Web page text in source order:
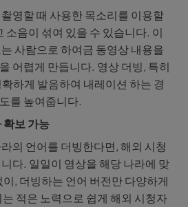
영할 때 사용한 목소리를 이용할
소음이 섞여 있을 수 있습니다. 이
사람으로 하여금 동영상 내용을
어렵게 만듭니다. 영상 더빙, 특히
하게 발음하여 내레이션 하는 경
를 높여줍니다.
확보 가능
의 언어를 더빙한다면, 해외 시청
다. 일일이 영상을 해당 나라에 맞
, 더빙하는 언어 버전만 다양하게
적은 노력으로 쉽게 해외 시청자